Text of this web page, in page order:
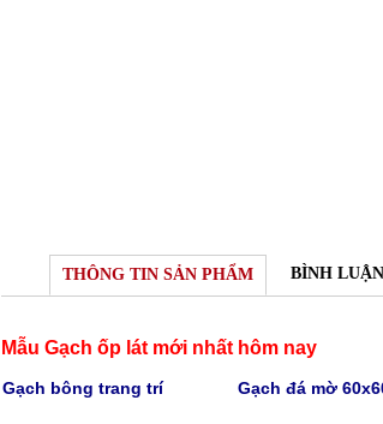
THÔNG TIN SẢN PHẨM BÌNH LUẬN
Mẫu Gạch ốp lát mới nhất hôm nay
Gạch bông trang trí Gạch đá mờ